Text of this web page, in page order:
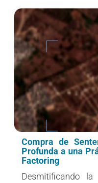
Compra de
Profunda a una
Factoring
Desmitificando